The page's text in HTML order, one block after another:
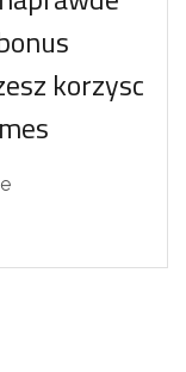
korzysc